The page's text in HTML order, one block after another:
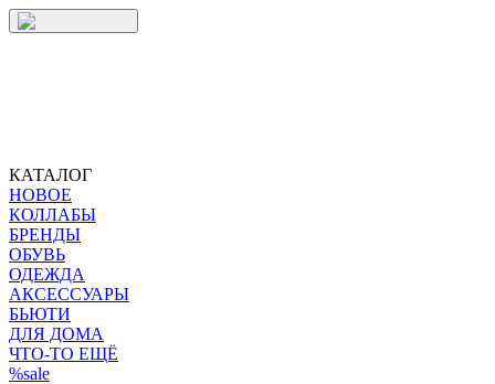
КАТАЛОГ
НОВОЕ
КОЛЛАБЫ
БРЕНДЫ
ОБУВЬ
ОДЕЖДА
АКСЕССУАРЫ
БЬЮТИ
ДЛЯ ДОМА
ЧТО-ТО ЕЩЁ
%sale